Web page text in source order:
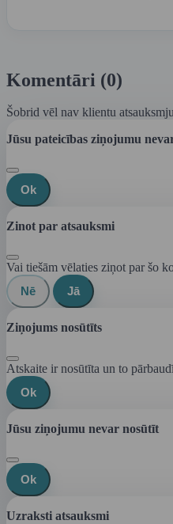
Komentāri (0)
Šobrid vēl nav klientu
Jūsu pateicības ziņojumu
Ok
Zinot par atsauksmi
Vai tiešām vēlaties ziņot par šo
Nē
Jā
Ziņojums nosūtīts
Atskaite ir nosūtīta un to
Ok
Jūsu ziņojumu nevar nosūtīt
Ok
Uzraksti atsauksmi